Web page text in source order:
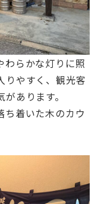
わらかな灯りに照
りやすく、観光客
あります。
ち着いた木のカウ